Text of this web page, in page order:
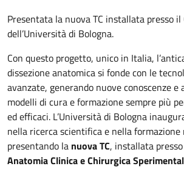
Presentata la nuova TC installata presso
dell’Università di Bologna.
Con questo progetto, unico in Italia,
dissezione anatomica si fonde con le
avanzate, generando nuove conoscenze e
modelli di cura e formazione sempre più
ed efficaci. L’Università di Bologna
nella ricerca scientifica e nella formazione
presentando la nuova TC, installata
Anatomia Clinica e Chirurgica